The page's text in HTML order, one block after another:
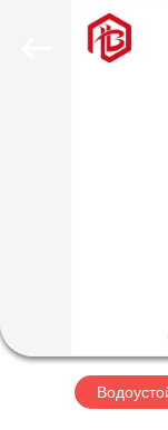
ФАБРИКИ